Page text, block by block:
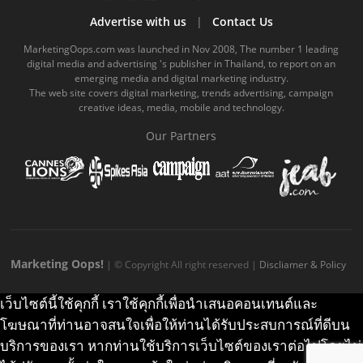
b
o
o
k
c
o
u
b
e
.
o
m
m
e
a
g
r
a
.
o
k
.
c
m
Advertise with us| Contact Us
MarketingOops.com was launched in Nov 2008, The number 1 leading
digital media and advertising 's publisher in Thailand, to report on an
emerging media and digital marketing industry.
The web site covers digital marketing, trends advertising, campaign
creative ideas, media, mobile and technology.
Our Partners
Marketing Oops! | © Copyright All right reserved | Discliamer & Policy
เว็บไซต์นี้ใช้คุกกี้ เราใช้คุกกี้เพื่อนำเสนอคอนเทนต์และ
โฆษณาที่ท่านอาจสนใจเพื่อให้ท่านได้รับประสบการณ์ที่ดีบน
บริการของเรา หากท่านใช้บริการเว็บไซต์ของเราต่อไปโดยไม่